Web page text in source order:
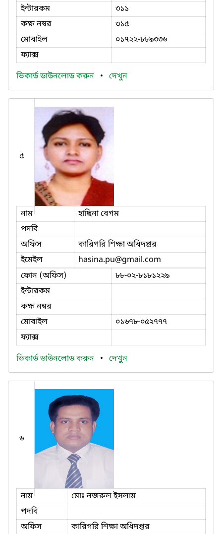
ইন্টারকম
৩১১
কক্ষ নম্বর
৩১৫
মোবাইল
০১৭২২-৮৮৯৩৩৬
ফ্যাক্স
ভিকার্ড ডাউনলোড করুন • দেখুন
৫
নাম
হাছিনা বেগম
পদবি
অফিস
কারিগরি শিক্ষা অধিদপ্তর
ইমেইল
hasina.pu@gmail.com
ফোন (অফিস)
৮৮-০২-৮১৮১২২৯
ইন্টারকম
কক্ষ নম্বর
মোবাইল
০১৬৭৮-০৫২৭৭৭
ফ্যাক্স
ভিকার্ড ডাউনলোড করুন • দেখুন
৬
নাম
মোঃ নজরুল ইসলাম
পদবি
অফিস
কারিগরি শিক্ষা অধিদপ্তর